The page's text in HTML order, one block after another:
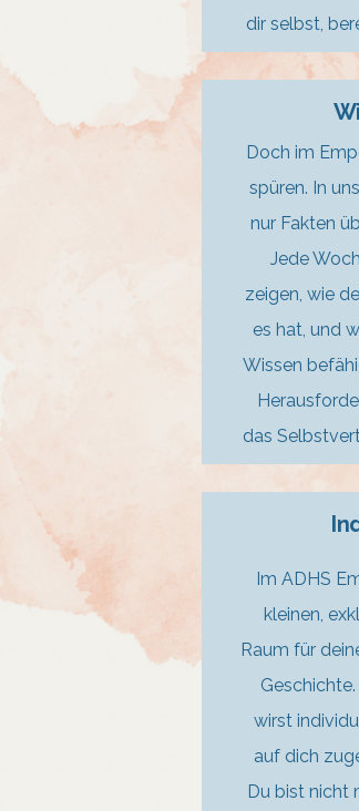
dir selbst,
Doch im
spüren. In
nur Fakten
Jede
zeigen, wie
es hat, und
Wissen
das
Im ADHS
kleinen,
Raum für
wirst
auf dich
Du bist nicht